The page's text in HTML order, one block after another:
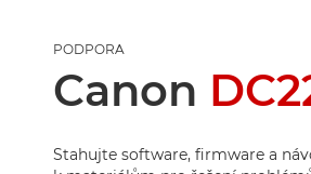
PODPORA
Canon
Stahujte software, firmware a